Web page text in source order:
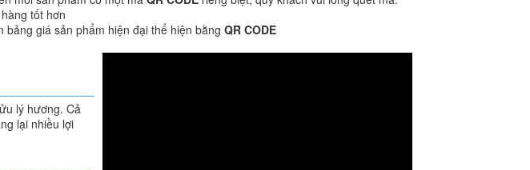
tốt hơn
giá sản phẩm hiện đại thể hiện bằng QR CODE
lý hương. Cả
lại nhiều lợi